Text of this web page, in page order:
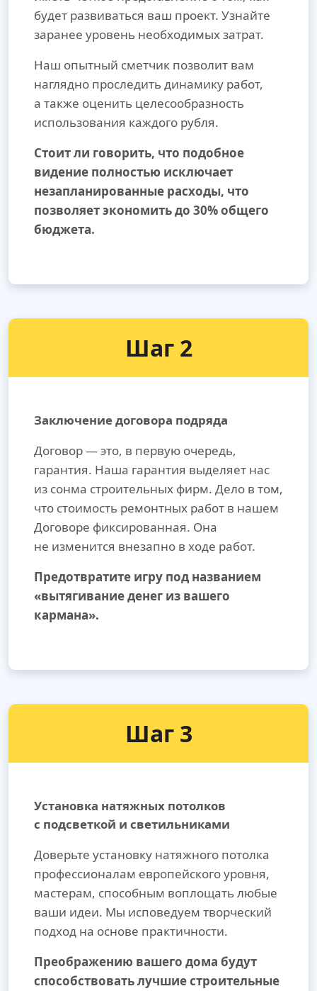
будет развиваться ваш проект. Узнайте
заранее уровень необходимых затрат.
Наш опытный сметчик позволит вам
наглядно проследить динамику работ,
а также оценить целесообразность
использования каждого рубля.
Стоит ли говорить, что подобное
видение полностью исключает
незапланированные расходы, что
позволяет экономить до 30% общего
бюджета.
Шаг 2
Заключение договора подряда
Договор — это, в первую очередь,
гарантия. Наша гарантия выделяет нас
из сонма строительных фирм. Дело в том,
что стоимость ремонтных работ в нашем
Договоре фиксированная. Она
не изменится внезапно в ходе работ.
Предотвратите игру под названием
«вытягивание денег из вашего
кармана».
Шаг 3
Установка натяжных потолков
с подсветкой и светильниками
Доверьте установку натяжного потолка
профессионалам европейского уровня,
мастерам, способным воплощать любые
ваши идеи. Мы исповедуем творческий
подход на основе практичности.
Преображению вашего дома будут
способствовать лучшие строительные